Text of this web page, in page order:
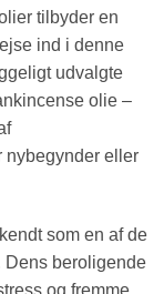
tilbyder en
ind i denne
udvalgte
olie –
nybegynder eller
som en af de
beroligende
og fremme